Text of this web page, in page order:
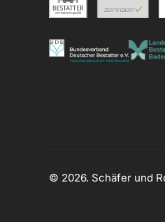
© 2026. Schäfer und